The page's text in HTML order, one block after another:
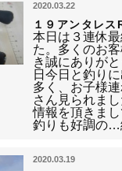
2020.03.22
１９アンタレス
本日は３連休
た。多くのお
き誠にありが
日今日と釣り
多く、お子様
さん見られま
情報を頂きま
釣りも好調の…
2020.03.19